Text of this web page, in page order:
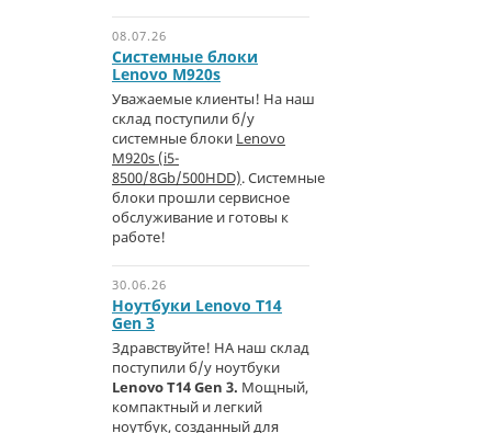
08.07.26
Системные блоки
Lenovo M920s
Уважаемые клиенты! На наш
склад поступили б/у
системные блоки Lenovo
M920s (i5-
8500/8Gb/500HDD). Системные
блоки прошли сервисное
обслуживание и готовы к
работе!
30.06.26
Ноутбуки Lenovo T14
Gen 3
Здравствуйте! НА наш склад
поступили б/у ноутбуки
Lenovo T14 Gen 3. Мощный,
компактный и легкий
ноутбук, созданный для